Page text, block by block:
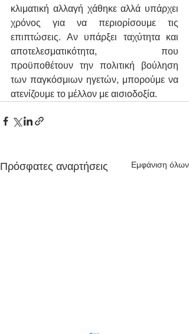
κλιματική αλλαγή χάθηκε αλλά υπάρχει
χρόνος για να περιορίσουμε τις
επιπτώσεις. Αν υπάρξει ταχύτητα και
αποτελεσματικότητα, που
προϋποθέτουν την πολιτική βούληση
των παγκόσμιων ηγετών, μπορούμε να
ατενίζουμε το μέλλον με αισιοδοξία.
Πρόσφατες αναρτήσεις Εμφάνιση όλων